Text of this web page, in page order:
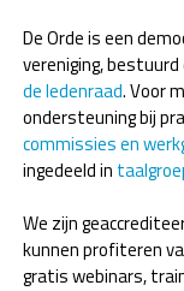
De Orde is een
vereniging,
de ledenraad. Voor
ondersteuning bij
commissies en
ingedeeld in
We zijn
kunnen profiteren
gratis webinars,